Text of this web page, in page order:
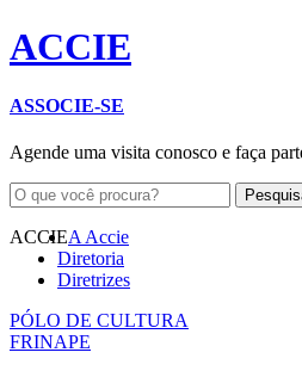
ACCIE
ASSOCIE-SE
Agende uma visita conosco e faça
ACCIEA Accie
Diretoria
Diretrizes
PÓLO DE CULTURA
FRINAPE